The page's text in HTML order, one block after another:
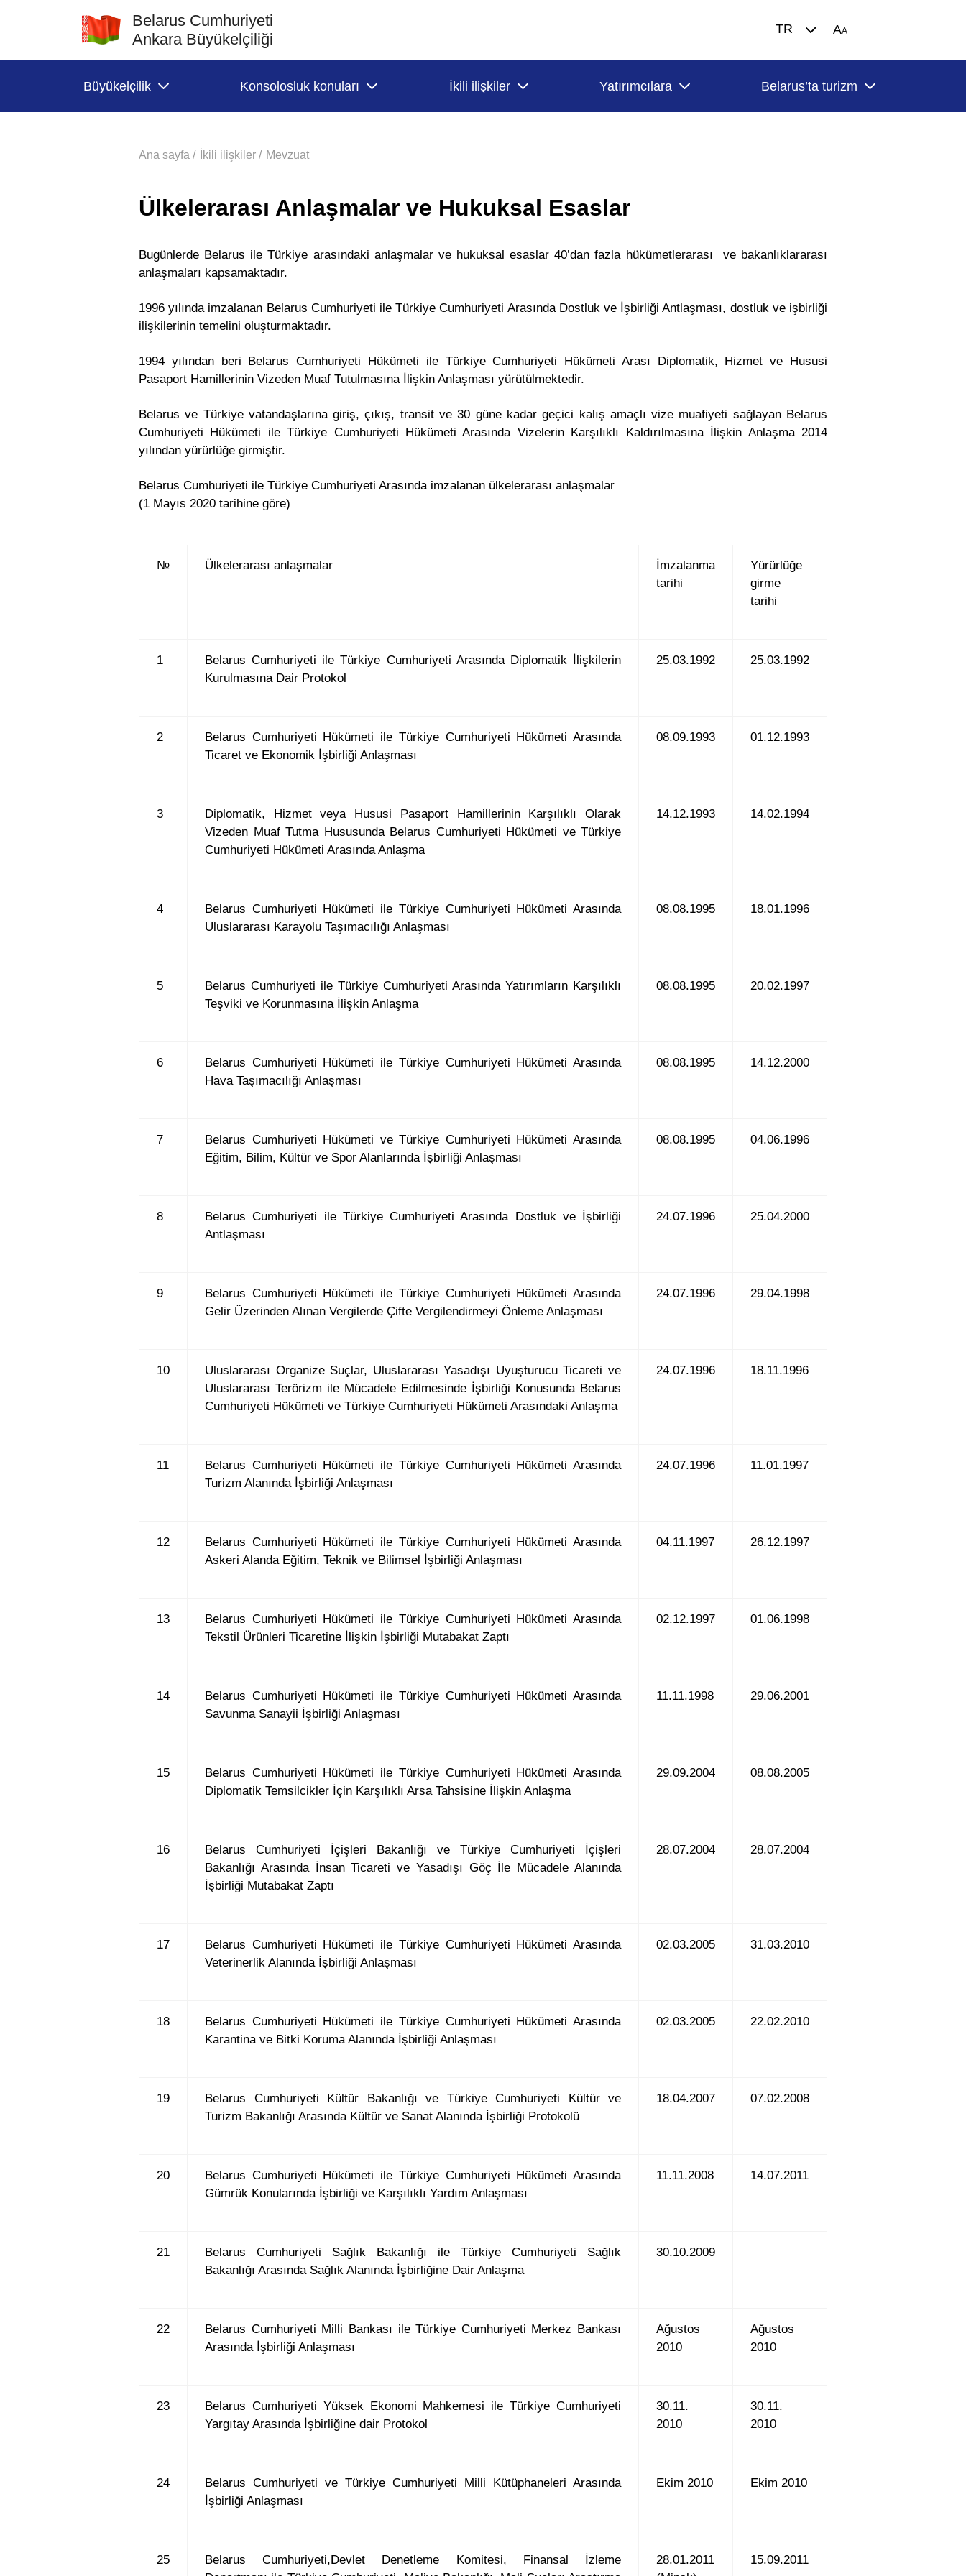
Belarus Cumhuriyeti
Ankara Büyükelçiliği
TR AA
Büyükelçilik Konsolosluk konuları İkili ilişkiler Yatırımcılara Belarus’ta turizm
Ana sayfa / İkili ilişkiler / Mevzuat
Ülkelerarası Anlaşmalar ve Hukuksal Esaslar
Bugünlerde Belarus ile Türkiye arasındaki anlaşmalar ve hukuksal esaslar 40’dan fazla hükümetlerarası ve bakanlıklararası
anlaşmaları kapsamaktadır.
1996 yılında imzalanan Belarus Cumhuriyeti ile Türkiye Cumhuriyeti Arasında Dostluk ve İşbirliği Antlaşması, dostluk ve işbirliği
ilişkilerinin temelini oluşturmaktadır.
1994 yılından beri Belarus Cumhuriyeti Hükümeti ile Türkiye Cumhuriyeti Hükümeti Arası Diplomatik, Hizmet ve Hususi
Pasaport Hamillerinin Vizeden Muaf Tutulmasına İlişkin Anlaşması yürütülmektedir.
Belarus ve Türkiye vatandaşlarına giriş, çıkış, transit ve 30 güne kadar geçici kalış amaçlı vize muafiyeti sağlayan Belarus
Cumhuriyeti Hükümeti ile Türkiye Cumhuriyeti Hükümeti Arasında Vizelerin Karşılıklı Kaldırılmasına İlişkin Anlaşma 2014
yılından yürürlüğe girmiştir.
Belarus Cumhuriyeti ile Türkiye Cumhuriyeti Arasında imzalanan ülkelerarası anlaşmalar
(1 Mayıs 2020 tarihine göre)
№ Ülkelerarası anlaşmalar
İmzalanma
tarihi
Yürürlüğe
girme
tarihi
1
Belarus Cumhuriyeti ile Türkiye Cumhuriyeti Arasında Diplomatik İlişkilerin
Kurulmasına Dair Protokol
25.03.1992 25.03.1992
2
Belarus Cumhuriyeti Hükümeti ile Türkiye Cumhuriyeti Hükümeti Arasında
Ticaret ve Ekonomik İşbirliği Anlaşması
08.09.1993 01.12.1993
3
Diplomatik, Hizmet veya Hususi Pasaport Hamillerinin Karşılıklı Olarak
Vizeden Muaf Tutma Hususunda Belarus Cumhuriyeti Hükümeti ve Türkiye
Cumhuriyeti Hükümeti Arasında Anlaşma
14.12.1993 14.02.1994
4
Belarus Cumhuriyeti Hükümeti ile Türkiye Cumhuriyeti Hükümeti Arasında
Uluslararası Karayolu Taşımacılığı Anlaşması
08.08.1995 18.01.1996
5
Belarus Cumhuriyeti ile Türkiye Cumhuriyeti Arasında Yatırımların Karşılıklı
Teşviki ve Korunmasına İlişkin Anlaşma
08.08.1995 20.02.1997
6
Belarus Cumhuriyeti Hükümeti ile Türkiye Cumhuriyeti Hükümeti Arasında
Hava Taşımacılığı Anlaşması
08.08.1995 14.12.2000
7
Belarus Cumhuriyeti Hükümeti ve Türkiye Cumhuriyeti Hükümeti Arasında
Eğitim, Bilim, Kültür ve Spor Alanlarında İşbirliği Anlaşması
08.08.1995 04.06.1996
8
Belarus Cumhuriyeti ile Türkiye Cumhuriyeti Arasında Dostluk ve İşbirliği
Antlaşması
24.07.1996 25.04.2000
9
Belarus Cumhuriyeti Hükümeti ile Türkiye Cumhuriyeti Hükümeti Arasında
Gelir Üzerinden Alınan Vergilerde Çifte Vergilendirmeyi Önleme Anlaşması
24.07.1996 29.04.1998
10
Uluslararası Organize Suçlar, Uluslararası Yasadışı Uyuşturucu Ticareti ve
Uluslararası Terörizm ile Mücadele Edilmesinde İşbirliği Konusunda Belarus
Cumhuriyeti Hükümeti ve Türkiye Cumhuriyeti Hükümeti Arasındaki Anlaşma
24.07.1996 18.11.1996
11
Belarus Cumhuriyeti Hükümeti ile Türkiye Cumhuriyeti Hükümeti Arasında
Turizm Alanında İşbirliği Anlaşması
24.07.1996 11.01.1997
12
Belarus Cumhuriyeti Hükümeti ile Türkiye Cumhuriyeti Hükümeti Arasında
Askeri Alanda Eğitim, Teknik ve Bilimsel İşbirliği Anlaşması
04.11.1997 26.12.1997
13
Belarus Cumhuriyeti Hükümeti ile Türkiye Cumhuriyeti Hükümeti Arasında
Tekstil Ürünleri Ticaretine İlişkin İşbirliği Mutabakat Zaptı
02.12.1997 01.06.1998
14
Belarus Cumhuriyeti Hükümeti ile Türkiye Cumhuriyeti Hükümeti Arasında
Savunma Sanayii İşbirliği Anlaşması
11.11.1998 29.06.2001
15
Belarus Cumhuriyeti Hükümeti ile Türkiye Cumhuriyeti Hükümeti Arasında
Diplomatik Temsilcikler İçin Karşılıklı Arsa Tahsisine İlişkin Anlaşma
29.09.2004 08.08.2005
16
Belarus Cumhuriyeti İçişleri Bakanlığı ve Türkiye Cumhuriyeti İçişleri
Bakanlığı Arasında İnsan Ticareti ve Yasadışı Göç İle Mücadele Alanında
İşbirliği Mutabakat Zaptı
28.07.2004 28.07.2004
17
Belarus Cumhuriyeti Hükümeti ile Türkiye Cumhuriyeti Hükümeti Arasında
Veterinerlik Alanında İşbirliği Anlaşması
02.03.2005 31.03.2010
18
Belarus Cumhuriyeti Hükümeti ile Türkiye Cumhuriyeti Hükümeti Arasında
Karantina ve Bitki Koruma Alanında İşbirliği Anlaşması
02.03.2005 22.02.2010
19
Belarus Cumhuriyeti Kültür Bakanlığı ve Türkiye Cumhuriyeti Kültür ve
Turizm Bakanlığı Arasında Kültür ve Sanat Alanında İşbirliği Protokolü
18.04.2007 07.02.2008
20
Belarus Cumhuriyeti Hükümeti ile Türkiye Cumhuriyeti Hükümeti Arasında
Gümrük Konularında İşbirliği ve Karşılıklı Yardım Anlaşması
11.11.2008 14.07.2011
21
Belarus Cumhuriyeti Sağlık Bakanlığı ile Türkiye Cumhuriyeti Sağlık
Bakanlığı Arasında Sağlık Alanında İşbirliğine Dair Anlaşma
30.10.2009
22
Belarus Cumhuriyeti Milli Bankası ile Türkiye Cumhuriyeti Merkez Bankası
Arasında İşbirliği Anlaşması
Ağustos
2010
Ağustos
2010
23
Belarus Cumhuriyeti Yüksek Ekonomi Mahkemesi ile Türkiye Cumhuriyeti
Yargıtay Arasında İşbirliğine dair Protokol
30.11.
2010
30.11.
2010
24
Belarus Cumhuriyeti ve Türkiye Cumhuriyeti Milli Kütüphaneleri Arasında
İşbirliği Anlaşması
Ekim 2010 Ekim 2010
25
Belarus Cumhuriyeti,Devlet Denetleme Komitesi, Finansal İzleme
28.01.2011
15.09.2011